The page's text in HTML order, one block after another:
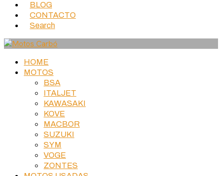
BLOG
CONTACTO
Search
HOME
MOTOS
BSA
ITALJET
KAWASAKI
KOVE
MACBOR
SUZUKI
SYM
VOGE
ZONTES